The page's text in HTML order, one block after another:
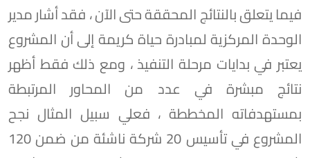
فيما يتعلق بالنتائج المحققة حتى الآن ، فقد أشار مدير
الوحدة المركزية لمبادرة حياة كريمة إلى أن المشروع
يعتبر في بدايات مرحلة التنفيذ ، ومع ذلك فقط أظهر
نتائج مبشرة في عدد من المحاور المرتبطة
بمستهدفاته المخططة ، فعلي سبيل المثال نجح
المشروع في تأسيس 20 شركة ناشئة من ضمن 120